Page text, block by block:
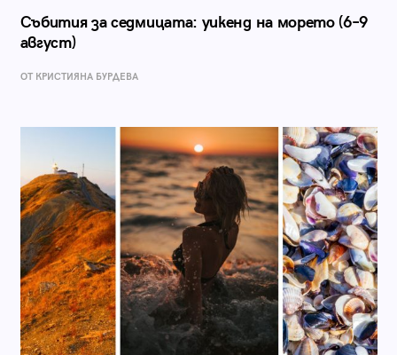
Събития за седмицата: уикенд на морето (6–9
август)
ОТ КРИСТИЯНА БУРДЕВА